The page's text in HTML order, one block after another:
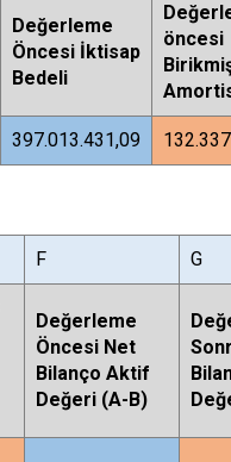
Değerleme
Öncesi İktisap
Bedeli
öncesi
397.013.431,09
F G
Değerleme
Öncesi Net
Bilanço Aktif
Değeri (A-B)